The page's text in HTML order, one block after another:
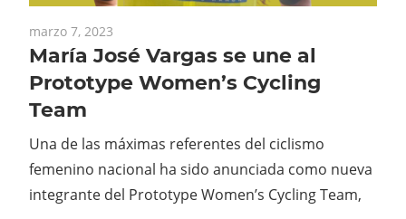
marzo 7, 2023
María José Vargas se une al
Prototype Women’s Cycling
Team
Una de las máximas referentes del ciclismo
femenino nacional ha sido anunciada como nueva
integrante del Prototype Women’s Cycling Team,